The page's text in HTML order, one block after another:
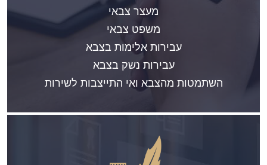
מעצר צבאי
משפט צבאי
עבירות אלימות בצבא
עבירות נשק בצבא
השתמטות מהצבא ואי התייצבות לשירות